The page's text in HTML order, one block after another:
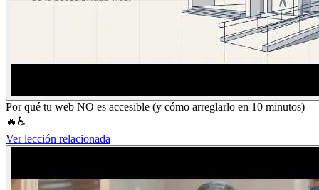
Por qué tu web NO es accesible (y cómo arreglarlo en 10 minutos)
🔥♿
Ver lección relacionada